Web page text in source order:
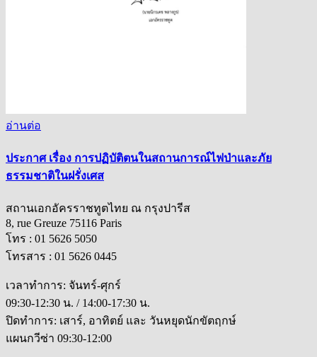
อ่านต่อ
ประกาศ เรื่อง การปฏิบัติตนในสถานการณ์ไฟป่าและภัย
ธรรมชาติในฝรั่งเศส
สถานเอกอัครราชทูตไทย ณ กรุงปารีส
8, rue Greuze 75116 Paris
โทร : 01 5626 5050
โทรสาร : 01 5626 0445
เวลาทำการ: จันทร์-ศุกร์
09:30-12:30 น. / 14:00-17:30 น.
ปิดทำการ: เสาร์, อาทิตย์ และ วันหยุดนักขัตฤกษ์
แผนกวีซ่า 09:30-12:00